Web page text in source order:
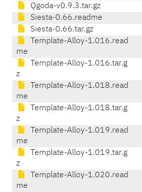
Qgoda-v0.9.3.tar.gz
Siesta-0.66.readme
Siesta-0.66.tar.gz
Template-Alloy-1.016.read
me
Template-Alloy-1.016.tar.g
z
Template-Alloy-1.018.read
me
Template-Alloy-1.018.tar.g
z
Template-Alloy-1.019.read
me
Template-Alloy-1.019.tar.g
z
Template-Alloy-1.020.read
me